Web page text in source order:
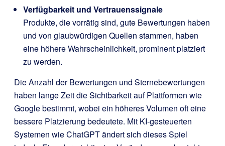
Verfügbarkeit und Vertrauenssignale
Produkte, die vorrätig sind, gute Bewertungen haben
und von glaubwürdigen Quellen stammen, haben
eine höhere Wahrscheinlichkeit, prominent platziert
zu werden.
Die Anzahl der Bewertungen und Sternebewertungen
haben lange Zeit die Sichtbarkeit auf Plattformen wie
Google bestimmt, wobei ein höheres Volumen oft eine
bessere Platzierung bedeutete. Mit KI-gesteuerten
Systemen wie ChatGPT ändert sich dieses Spiel